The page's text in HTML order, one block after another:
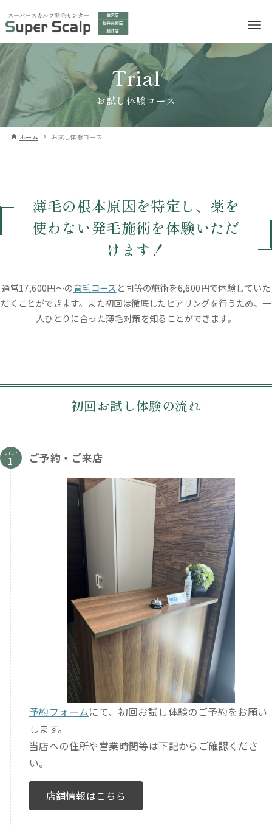
お試し体験コース
Trial
ホーム お試し体験コース
薄毛の根本原因を特定し、薬を
使わない発毛施術を体験いただ
けます！
通常17,600円〜の育毛コース と同等の施術を6,600円で体験していた
だくことができます。また初回は徹底したヒアリングを行うため、一
人ひとりに合った薄毛対策を知ることができます。
初回お試し体験の流れ
STEP ご予約・ご来店
予約フォームにて、初回お試し体験のご予約をお願い
します。
当店への住所や営業時間等は下記からご確認くださ
い。
店舗情報はこちら